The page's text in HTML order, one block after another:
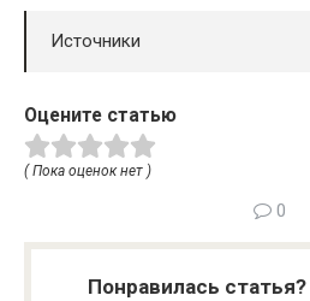
Источники
Оцените статью
( Пока оценок нет )
0
Понравилась